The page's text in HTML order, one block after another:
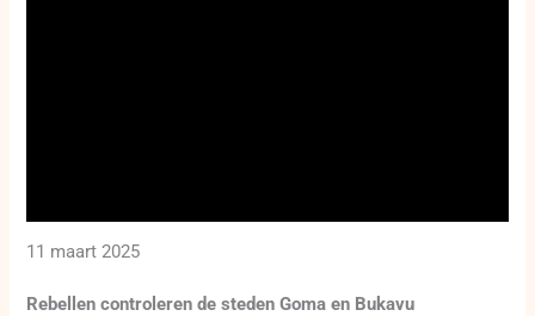
11 maart 2025
Rebellen controleren de steden Goma en Bukavu